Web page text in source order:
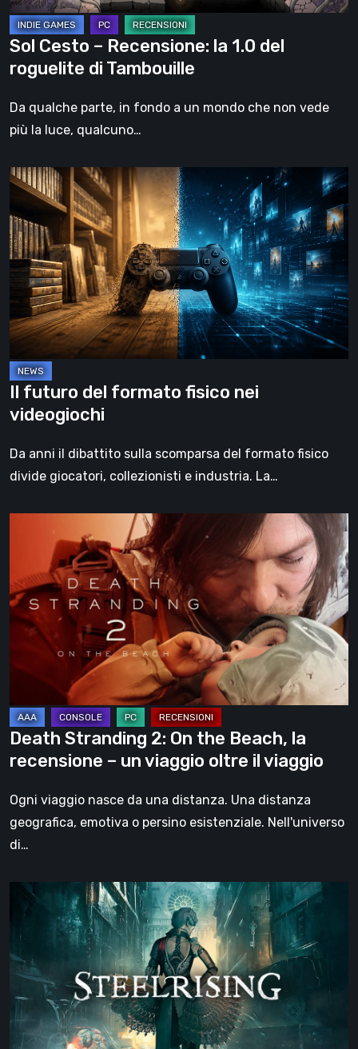
di
Tambouille
Sol Cesto – Recensione: la 1.0 del
roguelite di Tambouille
Da qualche parte, in fondo a un mondo che non vede
più la luce, qualcuno…
Il
futuro
del
formato
fisico
videogiochi
Il futuro del formato fisico nei
videogiochi
Da anni il dibattito sulla scomparsa del formato fisico
divide giocatori, collezionisti e industria. La…
Stranding
On
the
Beach,
recensione
–
un
viaggio
oltre
il
Death Stranding 2: On the Beach, la
recensione – un viaggio oltre il viaggio
Ogni viaggio nasce da una distanza. Una distanza
geografica, emotiva o persino esistenziale. Nell'universo
di…
Steelrising,
recensione:
rivoluzione
sotto
ingranaggi